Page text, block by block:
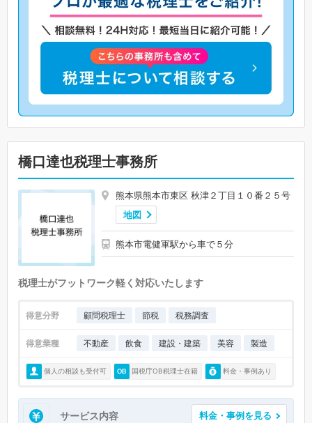
橋口達也税理士事務所
熊本県熊本市東区 秋津２丁目１０番２５号
地図
熊本市電健軍駅から車で５分
税理士がフットワーク軽く対応いたします
得意分野 顧問税理士 節税 税務調査
得意業種 不動産 飲食 建設・建築 美容 製造
個人の相談も受付可 国税庁OB税理士在籍 料金・事例あり
サービス内容 料金・事例を見る